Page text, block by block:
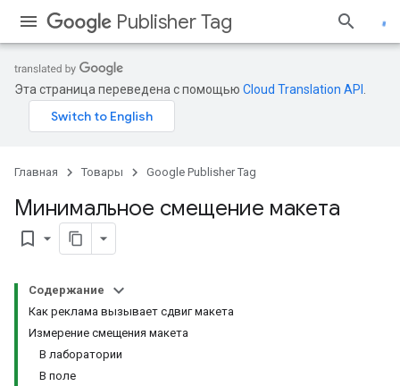
Publisher Tag
Эта страница переведена с помощью Cloud Translation API
Главная Товары Google Publisher Tag
Минимальное смещение макета
bookmark_border
Содержание
Как реклама вызывает сдвиг макета
Измерение смещения макета
В лаборатории
В поле